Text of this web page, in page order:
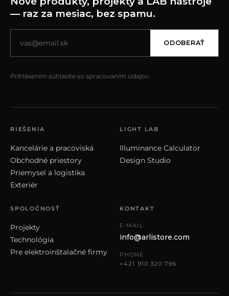
— raz za mesiac, bez spamu.
ODOBERAŤ
Prihlásením súhlasíte so spracovaním údajov.
RIEŠENIA
Kancelárie a pracoviská
Obchodné priestory
Priemysel a logistika
Exteriér
LIGHT LAB
Illuminance Calculator
Design Studio
SPOLOČNOSŤ
Projekty
Technológia
Pre elektroinštalačné firmy
KONTAKT
E-MAIL
info@arlistore.com
PHONE
+421 910 320 796